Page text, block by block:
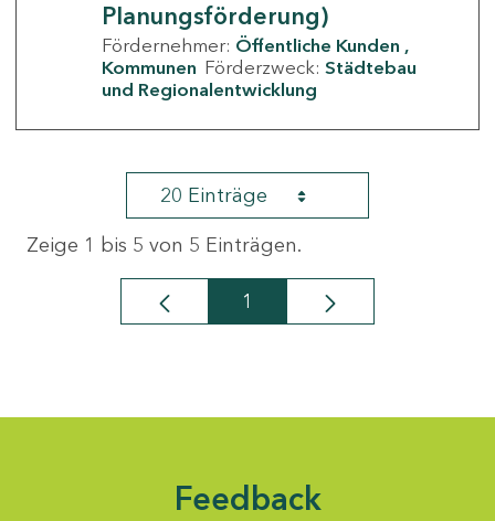
Planungsförderung)
Fördernehmer: Öffentliche Kunden
Kommunen Förderzweck: Städtebau
und Regionalentwicklung
20 Einträge
Zeige 1 bis 5 von 5 Einträgen.
Seite
1
Feedback